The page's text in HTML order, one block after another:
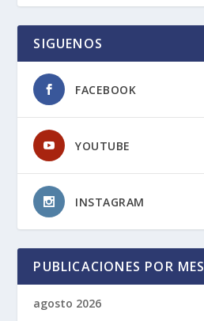
SIGUENOS
FACEBOOK
YOUTUBE
INSTAGRAM
PUBLICACIONES POR MES
agosto 2026